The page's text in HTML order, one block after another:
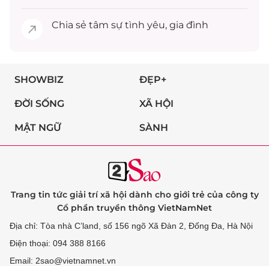
Chia sẻ tâm sự tình yêu, gia đình
SHOWBIZ ĐẸP+
ĐỜI SỐNG XÃ HỘI
MẬT NGỮ SÀNH
Trang tin tức giải trí xã hội dành cho giới trẻ của công ty
Cổ phần truyền thông VietNamNet
Địa chỉ: Tòa nhà C’land, số 156 ngõ Xã Đàn 2, Đống Đa, Hà Nội
Điện thoại: 094 388 8166
Email: 2sao@vietnamnet.vn